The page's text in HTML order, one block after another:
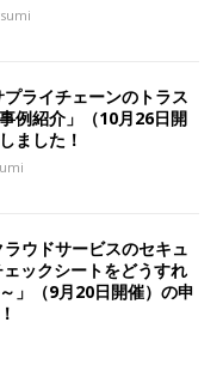
ライチェーンのトラス
例紹介」（10月26日開
ました！
ウドサービスのセキュ
ックシートをどうすれ
」（9月20日開催）の申